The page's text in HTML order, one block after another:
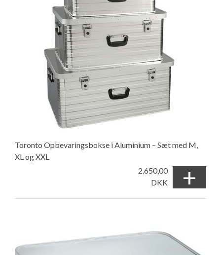
Toronto Opbevaringsbokse i Aluminium – Sæt med M,
XL og XXL
2.650,00
DKK
+